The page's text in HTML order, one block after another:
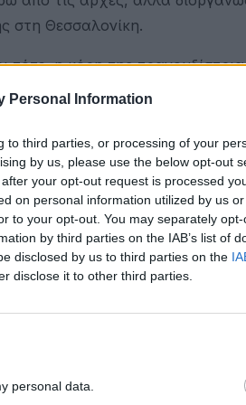
Personal Information
to third parties, or processing of your
by us, please use the below opt-out
your opt-out request is processed
on personal information utilized by us
to your opt-out. You may separately
by third parties on the IAB’s list of
disclosed by us to third parties on the
disclose it to other third parties.
personal data.
στη Θεσσαλονίκη.
τότε, η κόρη της
πάρτι, ωστόσο, φαίνεται πως
θετικό.
φαίνεται πως βρέθηκαν